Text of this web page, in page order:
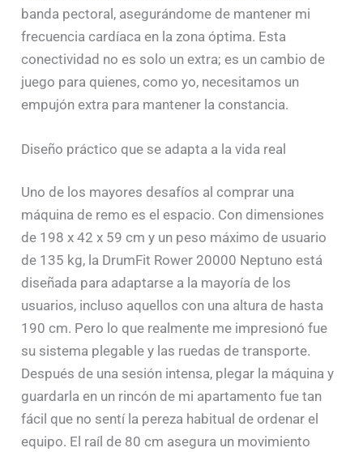
banda pectoral, asegurándome de mantener mi
frecuencia cardíaca en la zona óptima. Esta
conectividad no es solo un extra; es un cambio de
juego para quienes, como yo, necesitamos un
empujón extra para mantener la constancia.
Diseño práctico que se adapta a la vida real
Uno de los mayores desafíos al comprar una
máquina de remo es el espacio. Con dimensiones
de 198 x 42 x 59 cm y un peso máximo de usuario
de 135 kg, la DrumFit Rower 20000 Neptuno está
diseñada para adaptarse a la mayoría de los
usuarios, incluso aquellos con una altura de hasta
190 cm. Pero lo que realmente me impresionó fue
su sistema plegable y las ruedas de transporte.
Después de una sesión intensa, plegar la máquina y
guardarla en un rincón de mi apartamento fue tan
fácil que no sentí la pereza habitual de ordenar el
equipo. El raíl de 80 cm asegura un movimiento